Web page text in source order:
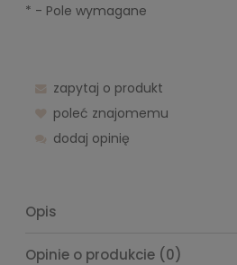
* - Pole wymagane
zapytaj o produkt
poleć znajomemu
dodaj opinię
Opis
Opinie o produkcie (0)